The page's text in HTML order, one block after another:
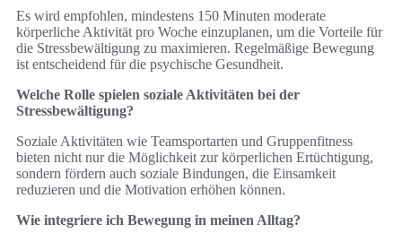
Es wird empfohlen, mindestens 150 Minuten moderate
körperliche Aktivität pro Woche einzuplanen, um die Vorteile für
die Stressbewältigung zu maximieren. Regelmäßige Bewegung
ist entscheidend für die psychische Gesundheit.
Welche Rolle spielen soziale Aktivitäten bei der
Stressbewältigung?
Soziale Aktivitäten wie Teamsportarten und Gruppenfitness
bieten nicht nur die Möglichkeit zur körperlichen Ertüchtigung,
sondern fördern auch soziale Bindungen, die Einsamkeit
reduzieren und die Motivation erhöhen können.
Wie integriere ich Bewegung in meinen Alltag?